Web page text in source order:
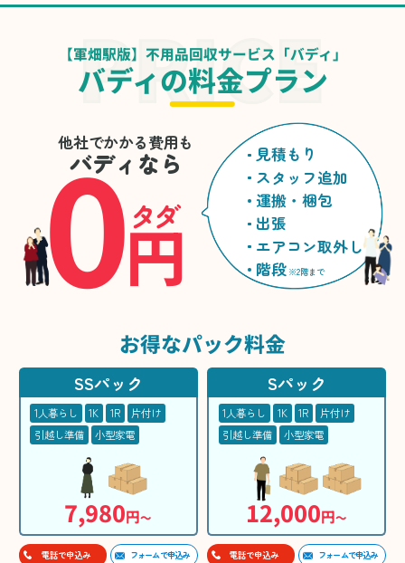
【軍畑駅版】不用品回収サービス「バディ」
バディの料金プラン
他社でかかる費用も
バディなら
0円
タダ
見積もり
スタッフ追加
運搬・梱包
出張
エアコン取外し
階段 ※2階まで
お得なパック料金
SSパック
1人暮らし 1K 1R
片付け
引越し準備
小型家電
7,980円〜
電話で申込み フォームで申込み
Sパック
1人暮らし 1K 1R
片付け
引越し準備
小型家電
12,000円〜
電話で申込み フォームで申込み